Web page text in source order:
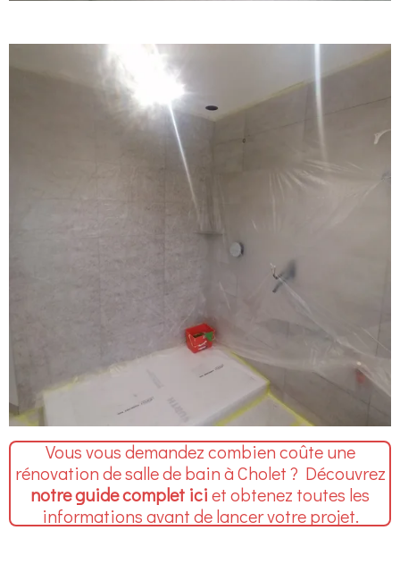
Vous vous demandez combien coûte une
rénovation de salle de bain à Cholet ? Découvrez
notre guide complet iciet obtenez toutes les
informations avant de lancer votre projet.